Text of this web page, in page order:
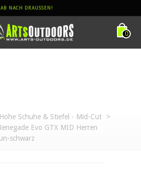
AB NACH DRAUSSEN!
0
Hohe Schuhe & Stiefel - Mid-Cut
>
Evo GTX MID Herren
schwarz